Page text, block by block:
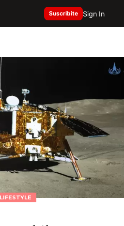
Suscribite Sign In
LIFESTYLE